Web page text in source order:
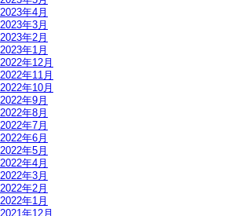
2023年4月
2023年3月
2023年2月
2023年1月
2022年12月
2022年11月
2022年10月
2022年9月
2022年8月
2022年7月
2022年6月
2022年5月
2022年4月
2022年3月
2022年2月
2022年1月
2021年12月